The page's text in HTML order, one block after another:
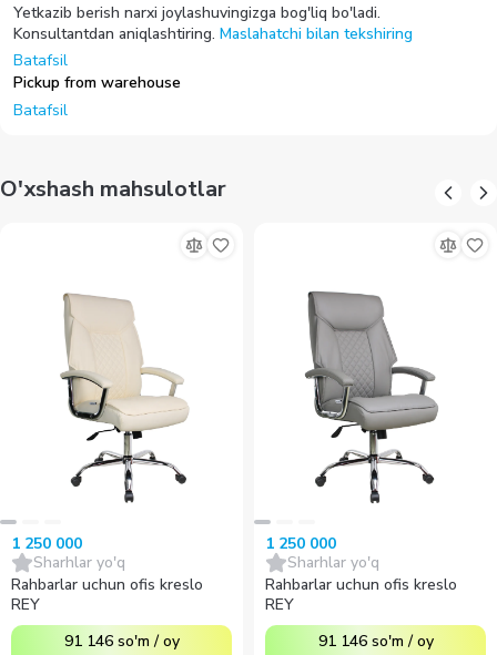
Yetkazib berish narxi joylashuvingizga bog'liq bo'ladi.
Konsultantdan aniqlashtiring. Maslahatchi bilan tekshiring
Batafsil
Pickup from warehouse
Batafsil
O'xshash mahsulotlar
1 250 000
Sharhlar yo'q
Rahbarlar uchun ofis kreslo
REY
91 146 so'm /oy
1 250 000
Sharhlar yo'q
Rahbarlar uchun ofis kreslo
REY
91 146 so'm /oy